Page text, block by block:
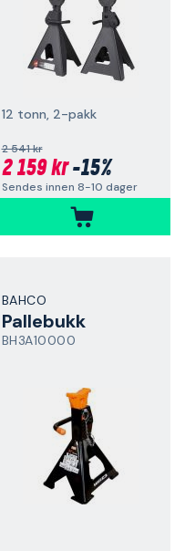
12 tonn, 2-pakk
2 541 kr
2 159 kr-15%
Sendes innen 8-10 dager
BAHCO
Pallebukk
BH3A10000